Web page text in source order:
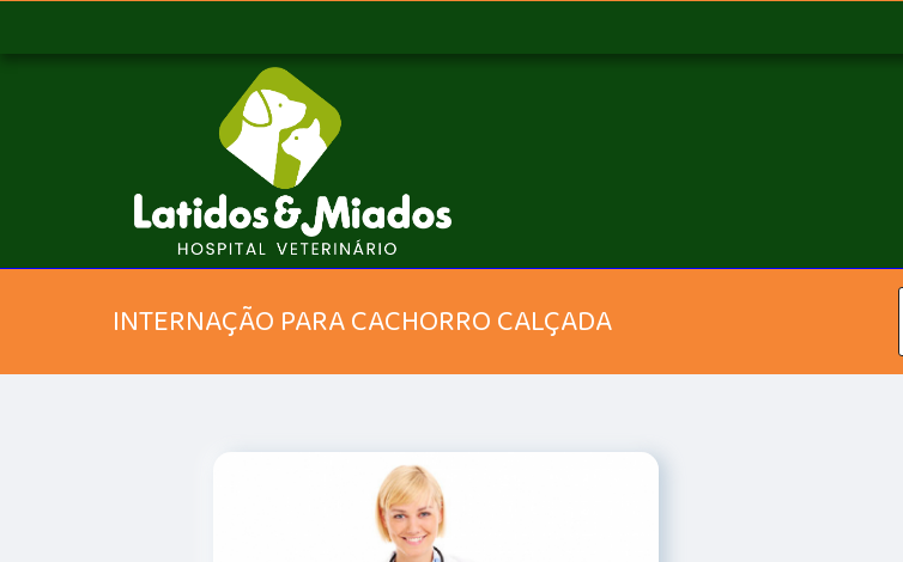
INTERNAÇÃO PARA CACHORRO CALÇADA